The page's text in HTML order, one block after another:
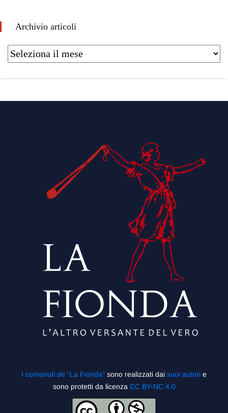
Archivio articoli
I contenuti de “La Fionda” sono realizzati dai suoi autori e
sono protetti da licenza CC BY-NC 4.0